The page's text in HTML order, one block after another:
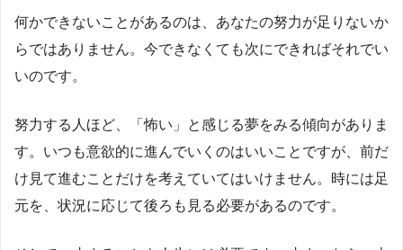
何かできないことがあるのは、あなたの努力が足りないか
らではありません。今できなくても次にできればそれでい
いのです。
努力する人ほど、「怖い」と感じる夢をみる傾向がありま
す。いつも意欲的に進んでいくのはいいことですが、前だ
け見て進むことだけを考えていてはいけません。時には足
元を、状況に応じて後ろも見る必要があるのです。